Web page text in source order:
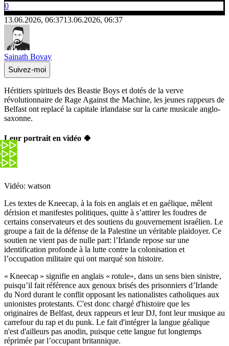
0
13.06.2026, 06:3713.06.2026, 06:37
Sainath Bovay
Suivez-moi
Héritiers spirituels des Beastie Boys et dotés de la verve
révolutionnaire de Rage Against the Machine, les jeunes rappeurs de
Belfast ont replacé la capitale irlandaise sur la carte musicale anglo-
saxonne.
Leur portrait en vidéo 🍀
Vidéo: watson
Les textes de Kneecap, à la fois en anglais et en gaélique, mêlent
dérision et manifestes politiques, quitte à s’attirer les foudres de
certains conservateurs et des soutiens du gouvernement israélien. Le
groupe a fait de la défense de la Palestine un véritable plaidoyer. Ce
soutien ne vient pas de nulle part: l’Irlande repose sur une
identification profonde à la lutte contre la colonisation et
l’occupation militaire qui ont marqué son histoire.
« Kneecap » signifie en anglais « rotule», dans un sens bien sinistre,
puisqu’il fait référence aux genoux brisés des prisonniers d’Irlande
du Nord durant le conflit opposant les nationalistes catholiques aux
unionistes protestants. C'est donc chargé d'histoire que les
originaires de Belfast, deux rappeurs et leur DJ, font leur musique au
carrefour du rap et du punk. Le fait d'intégrer la langue géalique
n'est d'ailleurs pas anodin, puisque cette langue fut longtemps
réprimée par l’occupant britannique.